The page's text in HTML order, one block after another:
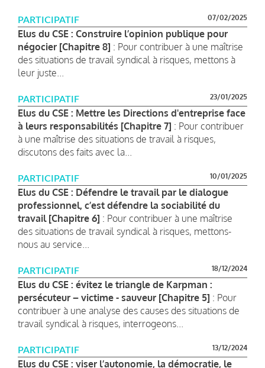
PARTICIPATIF 07/02/2025
Elus du CSE : Construire l’opinion publique pour
négocier [Chapitre 8] : Pour contribuer à une maîtrise
des situations de travail syndical à risques, mettons à
leur juste...
PARTICIPATIF 23/01/2025
Elus du CSE : Mettre les Directions d'entreprise face
à leurs responsabilités [Chapitre 7] : Pour contribuer
à une maîtrise des situations de travail à risques,
discutons des faits avec la...
PARTICIPATIF 10/01/2025
Elus du CSE : Défendre le travail par le dialogue
professionnel, c’est défendre la sociabilité du
travail [Chapitre 6] : Pour contribuer à une maîtrise
des situations de travail syndical à risques, mettons-
nous au service...
PARTICIPATIF 18/12/2024
Elus du CSE : évitez le triangle de Karpman :
persécuteur – victime - sauveur [Chapitre 5] : Pour
contribuer à une analyse des causes des situations de
travail syndical à risques, interrogeons...
PARTICIPATIF 13/12/2024
Elus du CSE : viser l’autonomie, la démocratie, le